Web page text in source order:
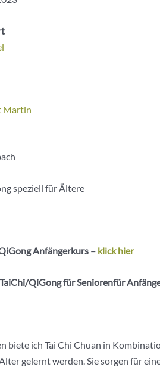
Martin
speziell für Ältere
Anfängerkurs – klick hier
TaiChi/QiGongfürSeniorenfür
biete ich Tai Chi Chuan in
gelernt werden. Sie sorgen für